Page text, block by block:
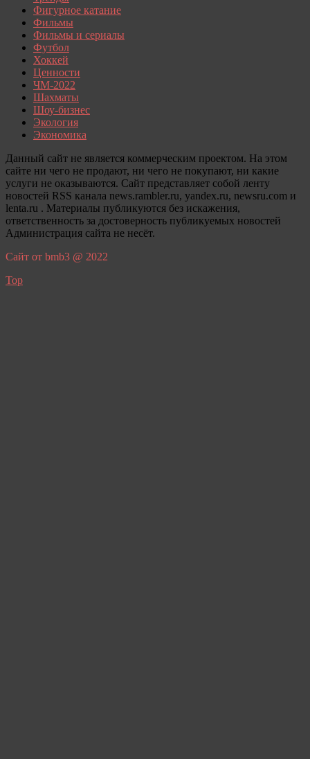
Фигурное катание
Фильмы
Фильмы и сериалы
Футбол
Хоккей
Ценности
ЧМ-2022
Шахматы
Шоу-бизнес
Экология
Экономика
Данный сайт не является коммерческим проектом. На этом
сайте ни чего не продают, ни чего не покупают, ни какие
услуги не оказываются. Сайт представляет собой ленту
новостей RSS канала news.rambler.ru, yandex.ru, newsru.com и
lenta.ru . Материалы публикуются без искажения,
ответственность за достоверность публикуемых новостей
Администрация сайта не несёт.
Сайт от bmb3 @ 2022
Top